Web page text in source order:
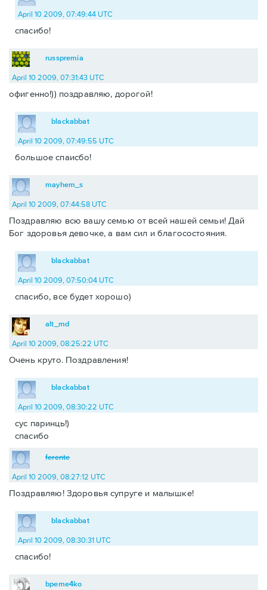
April 10 2009, 07:49:44 UTC
спасибо!
russpremia
April 10 2009, 07:31:43 UTC
офигенно!)) поздравляю, дорогой!
blackabbat
April 10 2009, 07:49:55 UTC
большое спаисбо!
mayhem_s
April 10 2009, 07:44:58 UTC
Поздравляю всю вашу семью от всей нашей семьи! Дай
Бог здоровья девочке, а вам сил и благосостояния.
blackabbat
April 10 2009, 07:50:04 UTC
спасибо, все будет хорошо)
alt_md
April 10 2009, 08:25:22 UTC
Очень круто. Поздравления!
blackabbat
April 10 2009, 08:30:22 UTC
сус паринць!)
спасибо
ferente
April 10 2009, 08:27:12 UTC
Поздравляю! Здоровья супруге и малышке!
blackabbat
April 10 2009, 08:30:31 UTC
спасибо!
bpeme4ko